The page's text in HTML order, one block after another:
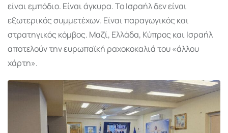
είναι εμπόδιο. Είναι άγκυρα. Το Ισραήλ δεν είναι
εξωτερικός συμμετέχων. Είναι παραγωγικός και
στρατηγικός κόμβος. Μαζί, Ελλάδα, Κύπρος και Ισραήλ
αποτελούν την ευρωπαϊκή ραχοκοκαλιά του «άλλου
χάρτη».